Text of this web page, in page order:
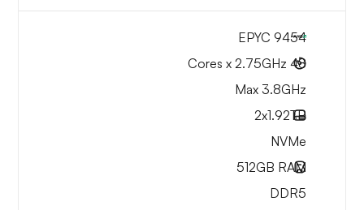
EPYC 9454
48 Cores x 2.75GHz
Max 3.8GHz
2x1.92TB
NVMe
512GB RAM
DDR5